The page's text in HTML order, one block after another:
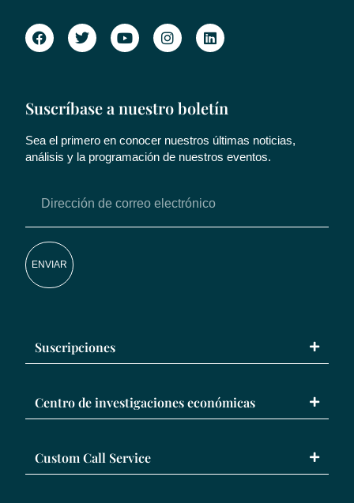
Suscríbase a nuestro boletín
Sea el primero en conocer nuestros últimas noticias,
análisis y la programación de nuestros eventos.
ENVIAR
Suscripciones
Centro de investigaciones económicas
Custom Call Service